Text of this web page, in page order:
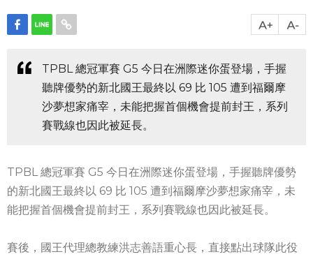
TPBL 總冠軍賽 G5 今日在洲際迷你蛋登場，手握
聽牌優勢的新北國王最終以 69 比 105 遭到福爾摩
沙夢想家痛宰，未能把握首個機會提前封王，系列
賽戰線也因此被延長。
TPBL 總冠軍賽 G5 今日在洲際迷你蛋登場，手握聽牌優勢
的新北國王最終以 69 比 105 遭到福爾摩沙夢想家痛宰，未
能把握首個機會提前封王，系列賽戰線也因此被延長。
賽後，國王代理總教練洪志善語重心長，直接點出球隊此役